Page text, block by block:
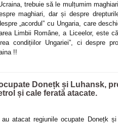
trebuie să le mulțumim
maghiari, dar și despre
„acordul” cu Ungaria, care
Limbii Române, a Liceelor, este
condițiilor Ungariei”, ci despre
!!
Donețk și Luhansk,
și cale ferată atacate.
au atacat regiunile ocupate Donețk